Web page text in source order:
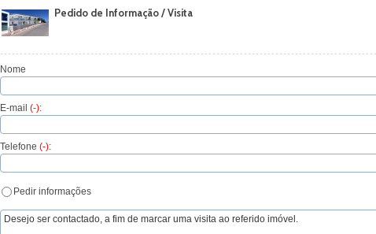
Pedido de Informação / Visita
Nome
E-mail (-):
Telefone (-):
Pedir informações